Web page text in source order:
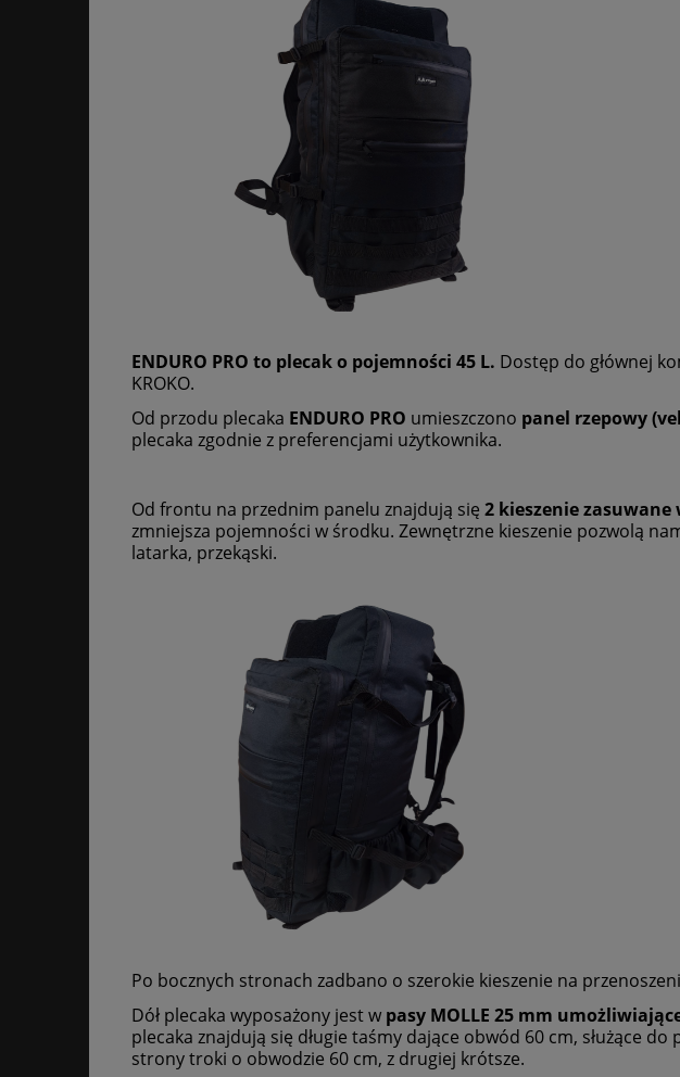
ENDURO PRO to plecak o pojemności 45 L. Dostęp do głównej
KROKO.
Od przodu plecaka ENDURO PRO umieszczono panel rzepowy
plecaka zgodnie z preferencjami użytkownika.
Od frontu na przednim panelu znajdują się 2 kieszenie
zmniejsza pojemności w środku. Zewnętrzne kieszenie pozwolą
latarka, przekąski.
Po bocznych stronach zadbano o szerokie kieszenie na
Dół plecaka wyposażony jest w pasy MOLLE 25 mm
plecaka znajdują się długie taśmy dające obwód 60 cm, służące
strony troki o obwodzie 60 cm, z drugiej krótsze.